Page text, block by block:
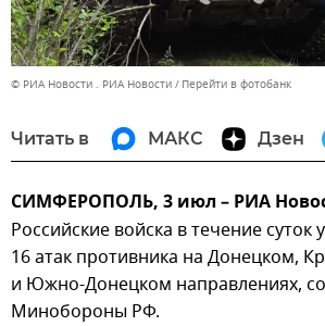
© РИА Новости . РИА Новости Перейти в фотобанк
Читать в МАКС Дзен
СИМФЕРОПОЛЬ, 3 июл – РИА
Российские войска в течение
16 атак противника на Донецком,
и Южно-Донецком направлениях,
Минобороны РФ.